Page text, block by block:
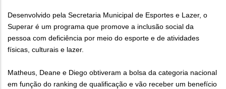
Desenvolvido pela Secretaria Municipal de Esportes e Lazer, o
Superar é um programa que promove a inclusão social da
pessoa com deficiência por meio do esporte e de atividades
físicas, culturais e lazer.
Matheus, Deane e Diego obtiveram a bolsa da categoria nacional
em função do ranking de qualificação e vão receber um benefício